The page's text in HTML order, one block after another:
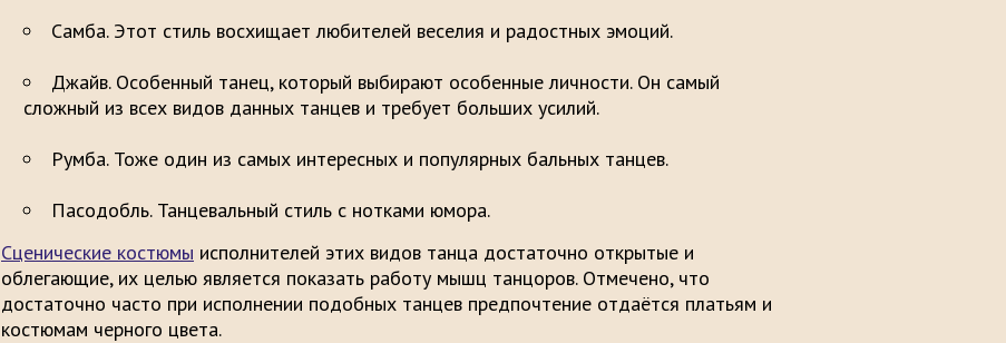
Самба. Этот стиль восхищает любителей веселия и радостных эмоций.​
Джайв. Особенный танец, который выбирают особенные личности. Он самый
сложный из всех видов данных танцев и требует больших усилий.​
Румба. Тоже один из самых интересных и популярных бальных танцев.​
Пасодобль. Танцевальный стиль с нотками юмора.
Сценические костюмы исполнителей этих видов танца достаточно открытые и
облегающие, их целью является показать работу мышц танцоров. Отмечено, что
достаточно часто при исполнении подобных танцев предпочтение отдаётся платьям и
костюмам черного цвета.